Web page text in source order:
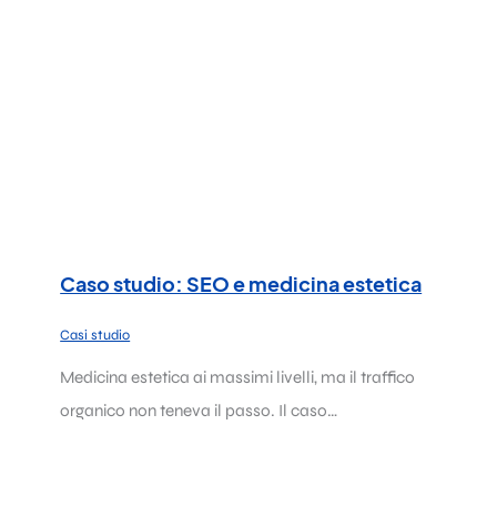
Caso studio: SEO e medicina estetica
Casi studio
Medicina estetica ai massimi livelli, ma il traffico
organico non teneva il passo. Il caso…